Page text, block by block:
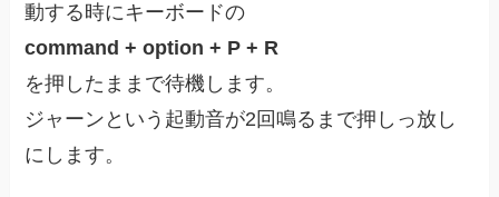
動する時にキーボードの
command + option + P + R
を押したままで待機します。
ジャーンという起動音が2回鳴るまで押しっ放し
にします。